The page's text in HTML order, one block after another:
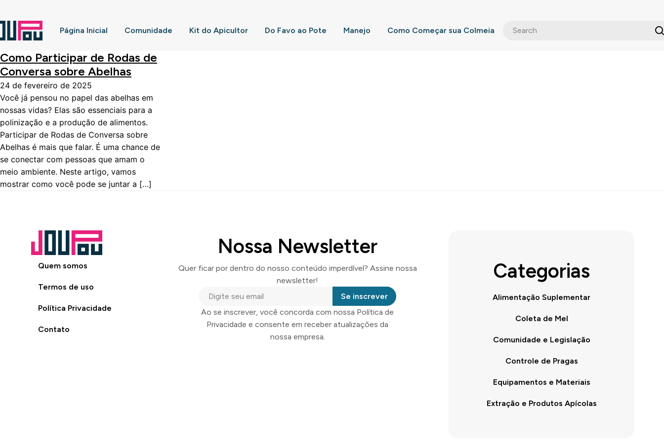
Página Inicial Comunidade Kit do Apicultor Do Favo ao Pote Manejo Como Começar sua Colmeia
Como Participar de Rodas de
Conversa sobre Abelhas
24 de fevereiro de 2025
Você já pensou no papel das abelhas em
nossas vidas? Elas são essenciais para a
polinização e a produção de alimentos.
Participar de Rodas de Conversa sobre
Abelhas é mais que falar. É uma chance de
se conectar com pessoas que amam o
meio ambiente. Neste artigo, vamos
mostrar como você pode se juntar a […]
Quem somos
Termos de uso
Política Privacidade
Contato
Nossa Newsletter
Quer ficar por dentro do nosso conteúdo imperdível? Assine nossa
newsletter!
Se inscrever
Ao se inscrever, você concorda com nossa Política de
Privacidade e consente em receber atualizações da
nossa empresa.
Categorias
Alimentação Suplementar
Coleta de Mel
Comunidade e Legislação
Controle de Pragas
Equipamentos e Materiais
Extração e Produtos Apícolas